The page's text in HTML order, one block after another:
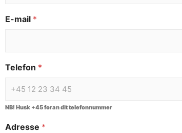
E-mail *
Telefon *
NB! Husk +45 foran dit telefonnummer
Adresse *